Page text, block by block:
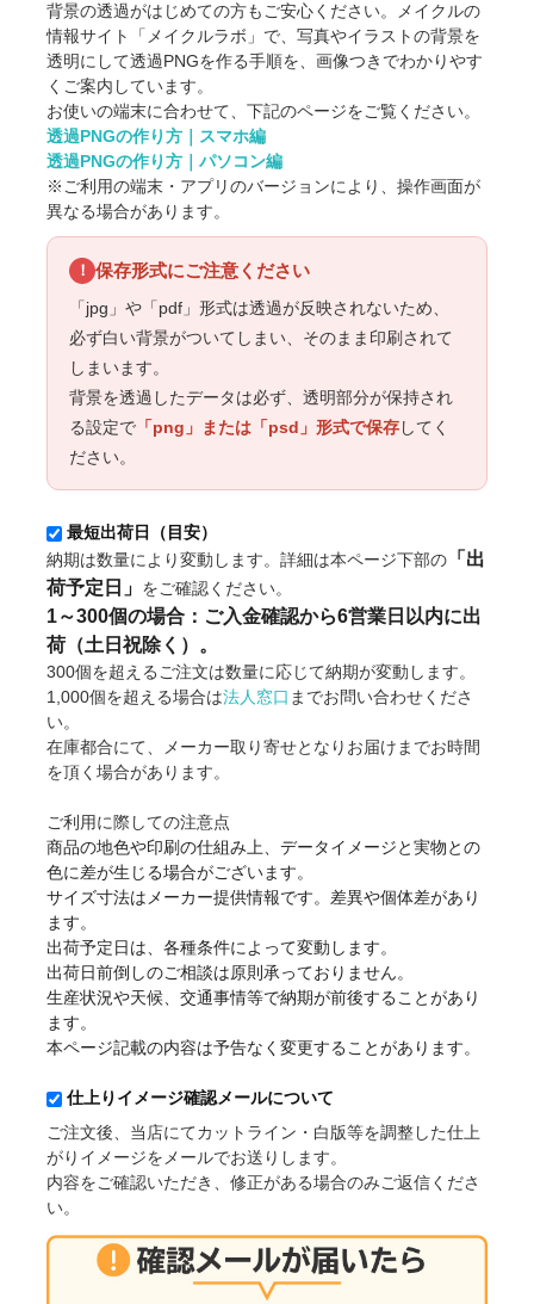
背景の透過がはじめての方もご安心ください。メイクルの
情報サイト「メイクルラボ」で、写真やイラストの背景を
透明にして透過PNGを作る手順を、画像つきでわかりやす
くご案内しています。
お使いの端末に合わせて、下記のページをご覧ください。
透過PNGの作り方｜スマホ編
透過PNGの作り方｜パソコン編
※ご利用の端末・アプリのバージョンにより、操作画面が
異なる場合があります。
！ 保存形式にご注意ください
「jpg」や「pdf」形式は透過が反映されないため、
必ず白い背景がついてしまい、そのまま印刷されて
しまいます。
背景を透過したデータは必ず、透明部分が保持され
る設定で 「png」または「psd」形式で保存してく
ださい。
最短出荷日（目安）
納期は数量により変動します。詳細は本ページ下部の 「出
荷予定日」 をご確認ください。
1～300個の場合：ご入金確認から6営業日以内に出
荷（土日祝除く）。
300個を超えるご注文は数量に応じて納期が変動します。
1,000個を超える場合は法人窓口 までお問い合わせくださ
い。
在庫都合にて、メーカー取り寄せとなりお届けまでお時間
を頂く場合があります。
ご利用に際しての注意点
商品の地色や印刷の仕組み上、データイメージと実物との
色に差が生じる場合がございます。
サイズ寸法はメーカー提供情報です。差異や個体差があり
ます。
出荷予定日は、各種条件によって変動します。
出荷日前倒しのご相談は原則承っておりません。
生産状況や天候、交通事情等で納期が前後することがあり
ます。
本ページ記載の内容は予告なく変更することがあります。
仕上りイメージ確認メールについて
ご注文後、当店にてカットライン・白版等を調整した仕上
がりイメージをメールでお送りします。
内容をご確認いただき、修正がある場合のみご返信くださ
い。